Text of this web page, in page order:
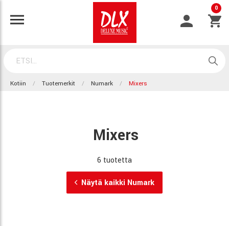
0
Kotiin Tuotemerkit Numark Mixers
Mixers
6 tuotetta
Näytä kaikki Numark